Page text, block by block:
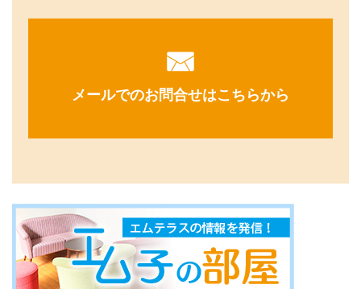
メールでのお問合せはこちらから